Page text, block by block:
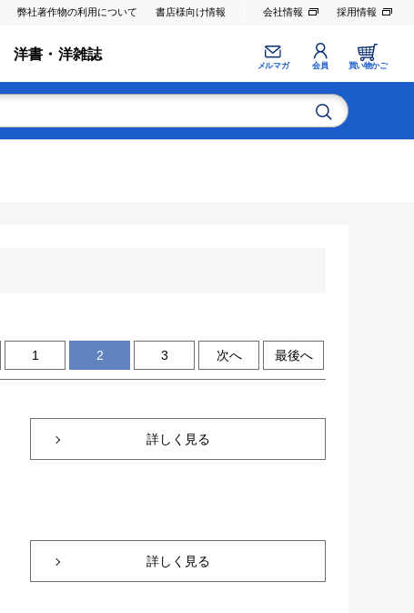
弊社著作物の利用について 書店様向け情報 会社情報 採用情報
洋書・洋雑誌
メルマガ 会員 買い物かご
1 2 3 次へ 最後へ
詳しく見る
詳しく見る